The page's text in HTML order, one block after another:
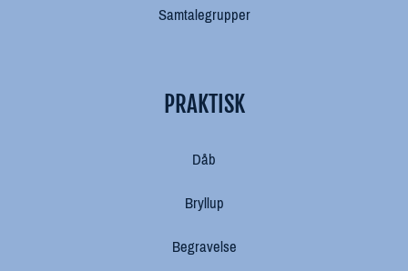
Samtalegrupper
PRAKTISK
Dåb
Bryllup
Begravelse